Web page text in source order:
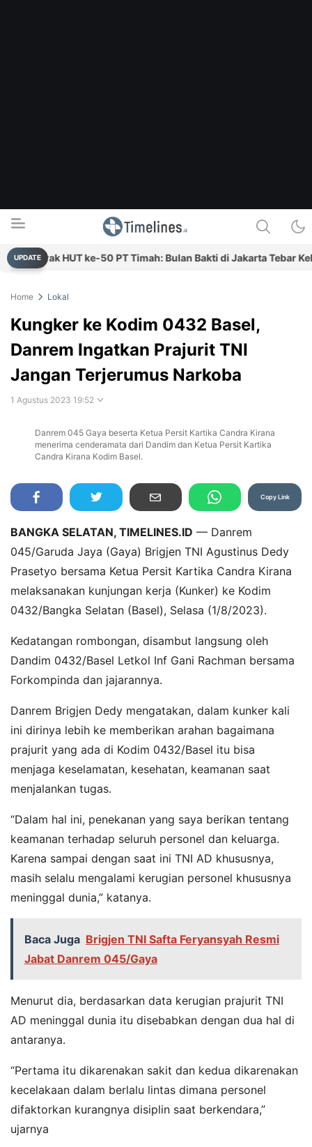
Timelines.id
Media Literasi, Sejarah & Budaya
UPDATEHUT ke-50 PT Timah: Bulan Bakti di Jakarta Tebar
Home Lokal
Kungker ke Kodim 0432 Basel,
Danrem Ingatkan Prajurit TNI
Jangan Terjerumus Narkoba
1 Agustus 2023 19:52
Perbesar
Danrem 045 Gaya beserta Ketua Persit Kartika Candra Kirana
menerima cenderamata dari Dandim dan Ketua Persit Kartika
Candra Kirana Kodim Basel.
Copy Link
BANGKA SELATAN, TIMELINES.ID — Danrem
045/Garuda Jaya (Gaya) Brigjen TNI Agustinus Dedy
Prasetyo bersama Ketua Persit Kartika Candra Kirana
melaksanakan kunjungan kerja (Kunker) ke Kodim
0432/Bangka Selatan (Basel), Selasa (1/8/2023).
Kedatangan rombongan, disambut langsung oleh
Dandim 0432/Basel Letkol Inf Gani Rachman bersama
Forkompinda dan jajarannya.
Danrem Brigjen Dedy mengatakan, dalam kunker kali
ini dirinya lebih ke memberikan arahan bagaimana
prajurit yang ada di Kodim 0432/Basel itu bisa
menjaga keselamatan, kesehatan, keamanan saat
menjalankan tugas.
“Dalam hal ini, penekanan yang saya berikan tentang
keamanan terhadap seluruh personel dan keluarga.
Karena sampai dengan saat ini TNI AD khususnya,
masih selalu mengalami kerugian personel khususnya
meninggal dunia,” katanya.
Baca Juga Brigjen TNI Safta Feryansyah Resmi
Jabat Danrem 045/Gaya
Menurut dia, berdasarkan data kerugian prajurit TNI
AD meninggal dunia itu disebabkan dengan dua hal di
antaranya.
“Pertama itu dikarenakan sakit dan kedua dikarenakan
kecelakaan dalam berlalu lintas dimana personel
difaktorkan kurangnya disiplin saat berkendara,”
ujarnya